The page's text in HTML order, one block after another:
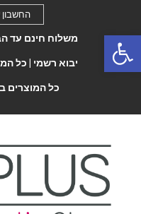
החשבון
משלוח חינם עד
יבוא רשמי | כל
כל המוצרים